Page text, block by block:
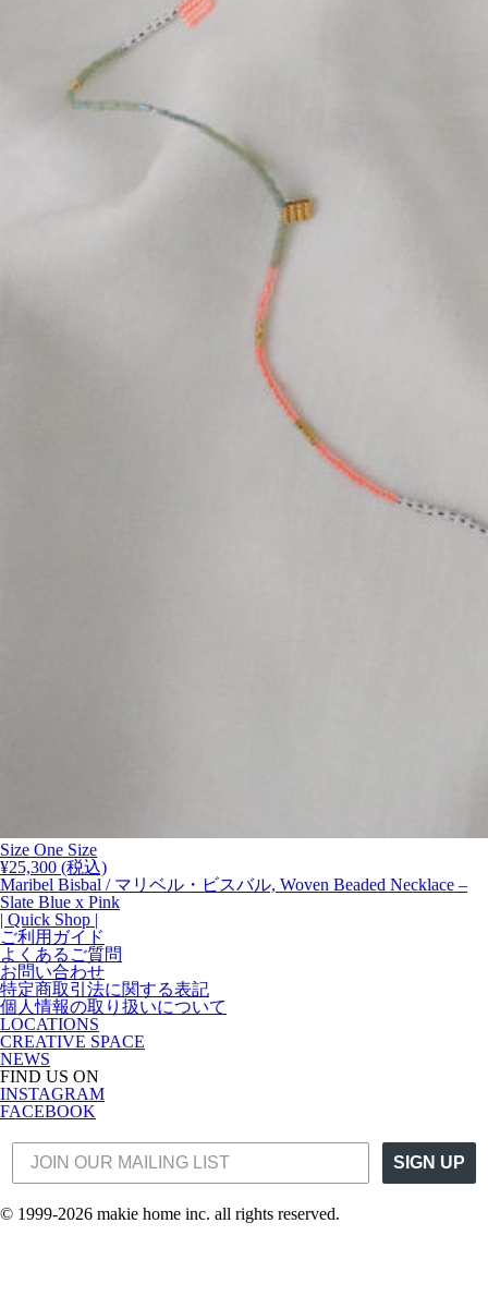
Size One Size
¥25,300 (税込)
Maribel Bisbal / マリベル・ビスバル, Woven Beaded Necklace –
Slate Blue x Pink
| Quick Shop |
ご利用ガイド
よくあるご質問
お問い合わせ
特定商取引法に関する表記
個人情報の取り扱いについて
LOCATIONS
CREATIVE SPACE
NEWS
FIND US ON
INSTAGRAM
FACEBOOK
SIGN UP
© 1999-2026 makie home inc. all rights reserved.